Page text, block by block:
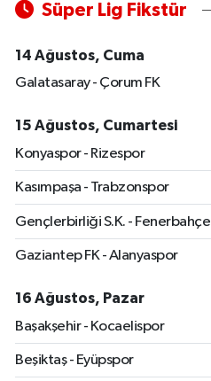
Süper Lig Fikstür
14 Ağustos, Cuma
Galatasaray - Çorum FK
15 Ağustos, Cumartesi
Konyaspor - Rizespor
Kasımpaşa - Trabzonspor
Gençlerbirliği S.K. - Fenerbahçe
Gaziantep FK - Alanyaspor
16 Ağustos, Pazar
Başakşehir - Kocaelispor
Beşiktaş - Eyüpspor